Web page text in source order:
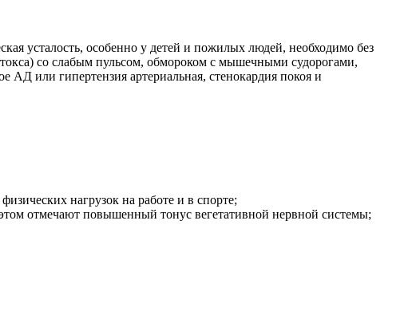
усталость, особенно у детей и пожилых людей, необходимо без
со слабым пульсом, обмороком с мышечными судорогами,
или гипертензия артериальная, стенокардия покоя и
нагрузок на работе и в спорте;
отмечают повышенный тонус вегетативной нервной системы;